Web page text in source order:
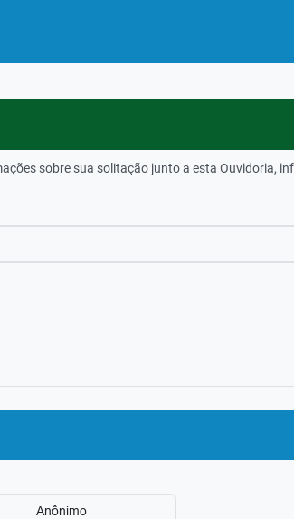
sobre sua solitação junto a esta Ouvidoria,
Anônimo